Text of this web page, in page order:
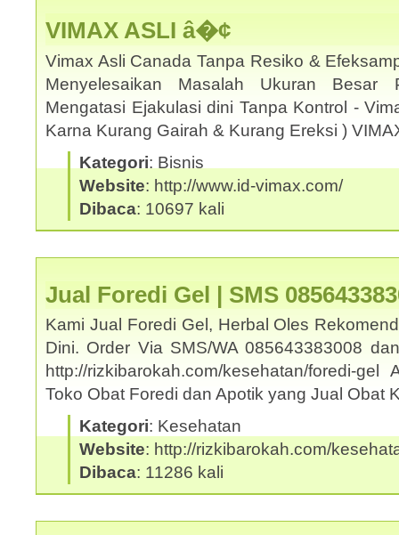
VIMAX ASLI â�¢
Vimax Asli Canada Tanpa Resiko &
Menyelesaikan Masalah Ukuran
Mengatasi Ejakulasi dini Tanpa Kontrol -
Karna Kurang Gairah & Kurang Ereksi )
Kategori: Bisnis
Website: http://www.id-vimax.com/
Dibaca: 10697 kali
Jual Foredi Gel | SMS
Kami Jual Foredi Gel, Herbal Oles
Dini. Order Via SMS/WA 085643383008
http://rizkibarokah.com/kesehatan/foredi-
Toko Obat Foredi dan Apotik yang Jual Obat
Kategori: Kesehatan
Website: http://rizkibarokah.com/
Dibaca: 11286 kali